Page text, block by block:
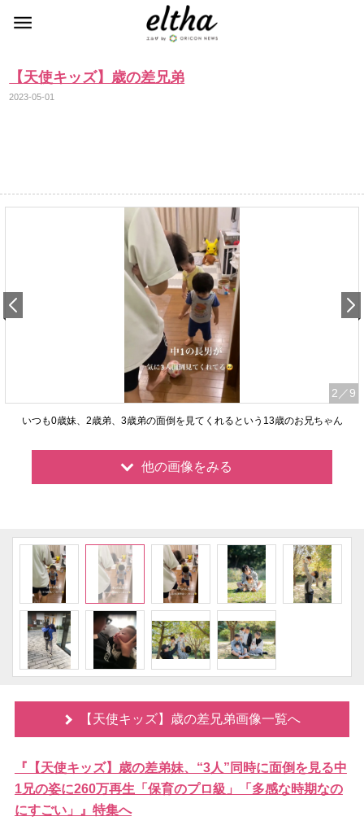
【天使キッズ】歳の差兄弟
2023-05-01
2 ／9
いつも0歳妹、2歳弟、3歳弟の面倒を見てくれるという13歳のお兄ちゃん
他の画像をみる
【天使キッズ】歳の差兄弟画像一覧へ
『【天使キッズ】歳の差弟妹、“3人”同時に面倒を見る中
1兄の姿に260万再生「保育のプロ級」「多感な時期なの
にすごい」』特集へ